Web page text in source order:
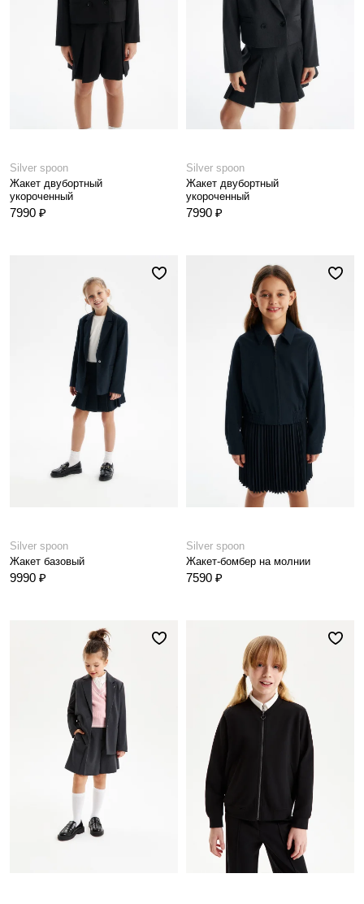
Silver spoon
Жакет двубортный
укороченный
7990 ₽
Silver spoon
Жакет двубортный
укороченный
7990 ₽
Silver spoon
Жакет базовый
9990 ₽
Silver spoon
Жакет-бомбер на молнии
7590 ₽